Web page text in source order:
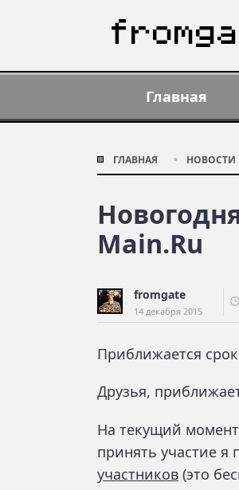
Главная
ГЛАВНАЯ НОВОСТИ
Main.Ru
fromgate
14 декабря 2015
Приближается
Друзья,
На текущий момент
принять участие я
участников (это